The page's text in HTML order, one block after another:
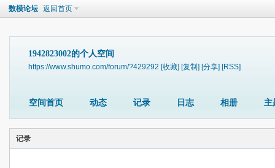
数模论坛 返回首页
1942823002的个人空间
https://www.shumo.com/forum/?429292 [收藏] [复制] [分享] [RSS]
空间首页 动态 记录 日志 相册 主
记录